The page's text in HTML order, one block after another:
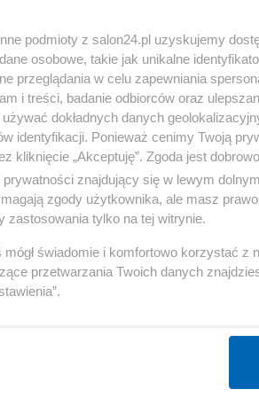
Gospodarka
Biznes
Pieniądze
Centralny Port Komunikacyjny
Inwestycje
Podatki
podmioty z salon24.pl uzyskujemy
osobowe, takie jak unikalne
przeglądania w celu zapewniania
i treści, badanie odbiorców oraz
dokładnych danych
identyfikacji. Ponieważ cenimy Twoją
kliknięcie „Akceptuję”. Zgoda jest
znajdujący się w lewym
zgody użytkownika, ale masz
zastosowania tylko na tej witrynie.
świadomie i komfortowo korzystać z
przetwarzania Twoich danych